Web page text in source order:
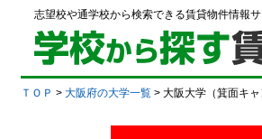
志望校や通学校から検索できる賃貸物件情報サ
ＴＯＰ > 大阪府の大学一覧 > 大阪大学（箕面キャ